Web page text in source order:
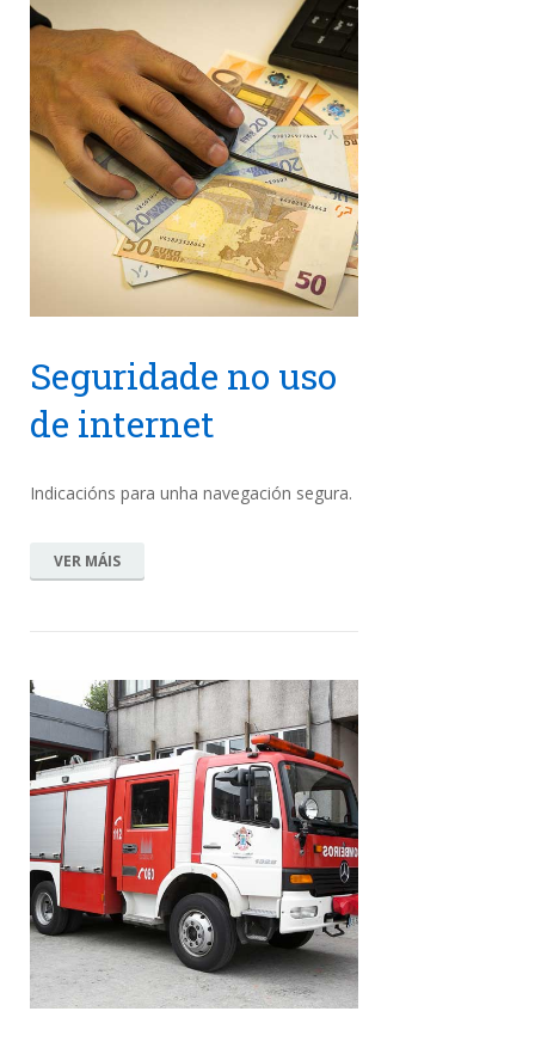
Seguridade no uso
de internet
Indicacións para unha navegación segura.
VER MÁIS